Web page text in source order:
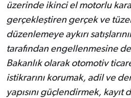
üzerinde ikinci el motorlu kara
gerçekleştiren gerçek ve
düzenlemeye aykırı
tarafından engellenmesine
Bakanlık olarak otomotiv
istikrarını korumak, adil ve
yapısını güçlendirmek, kayıt